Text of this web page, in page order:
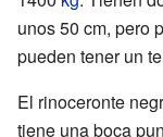
unos 50 cm, pero
pueden tener un
El rinoceronte
tiene una boca